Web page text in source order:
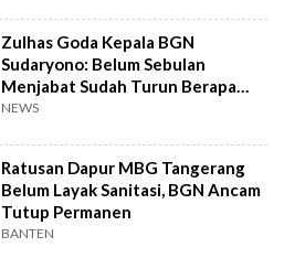
Zulhas Goda Kepala BGN
Sudaryono: Belum Sebulan
Menjabat Sudah Turun Berapa
Kilo?
NEWS
Ratusan Dapur MBG Tangerang
Belum Layak Sanitasi, BGN Ancam
Tutup Permanen
BANTEN